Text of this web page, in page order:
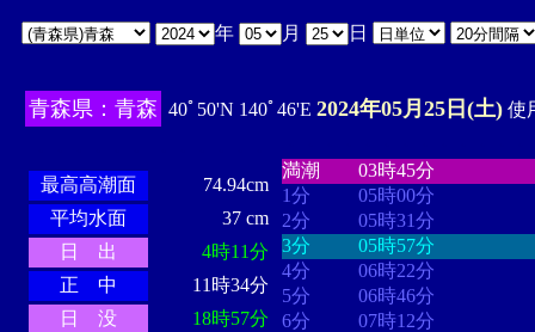
年 月 日
青森県：青森 40ﾟ50'N 140ﾟ46'E 2024年05月25日(土) 使
最高高潮面
74.94cm
平均水面
37 cm
日 出
4時11分
正 中
11時34分
日 没
18時57分
満潮
03時45分
1分
05時00分
2分
05時31分
3分
05時57分
4分
06時22分
5分
06時46分
6分
07時12分